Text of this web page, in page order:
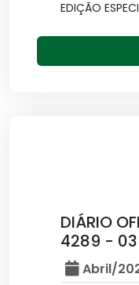
EDIÇÃO
DIÁRIO
4289 - 03
Abril/